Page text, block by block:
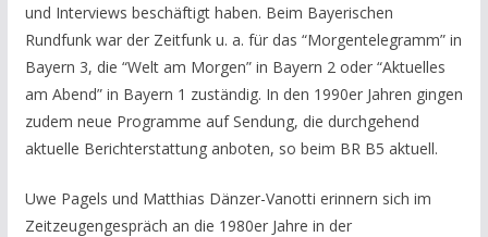
und Interviews beschäftigt haben. Beim Bayerischen
Rundfunk war der Zeitfunk u. a. für das “Morgentelegramm” in
Bayern 3, die “Welt am Morgen” in Bayern 2 oder “Aktuelles
am Abend” in Bayern 1 zuständig. In den 1990er Jahren gingen
zudem neue Programme auf Sendung, die durchgehend
aktuelle Berichterstattung anboten, so beim BR B5 aktuell.
Uwe Pagels und Matthias Dänzer-Vanotti erinnern sich im
Zeitzeugengespräch an die 1980er Jahre in der